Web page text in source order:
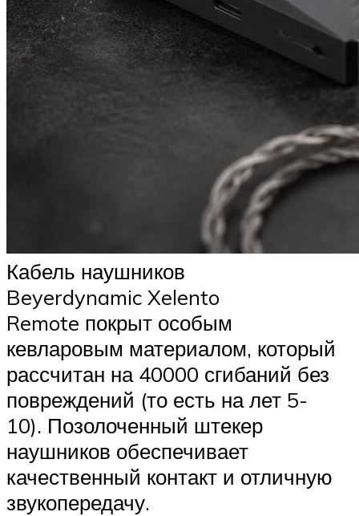
Кабель наушников
Beyerdynamic Xelento
Remote покрыт особым
кевларовым материалом, который
рассчитан на 40000 сгибаний без
повреждений (то есть на лет 5-
10). Позолоченный штекер
наушников обеспечивает
качественный контакт и отличную
звукопередачу.